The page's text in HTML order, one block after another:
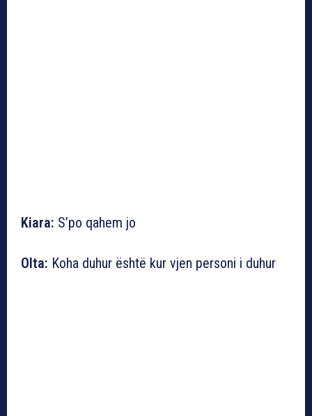
Kiara: S’po qahem jo
Olta: Koha duhur është kur vjen personi i duhur